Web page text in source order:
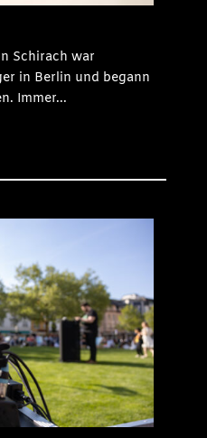
Schirach war
in Berlin und begann
Immer...